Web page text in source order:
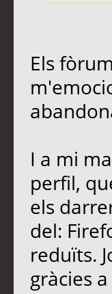
Els
I a mi
perfil,
els
del:
reduïts.
gràcies